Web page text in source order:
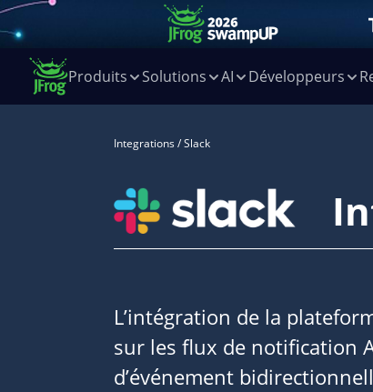
Produits Solutions AI Développeurs
Integrations / Slack
L’intégration de la
sur les flux de notification
d’événement